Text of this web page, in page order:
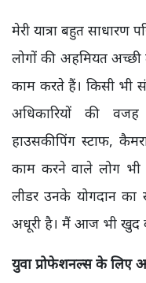
मेरी यात्रा बहुत
लोगों की अहमियत
काम करते हैं। किसी भी
अधिकारियों की वजह
हाउसकीपिंग स्टाफ,
काम करने वाले लोग भी
लीडर उनके योगदान का
अधूरी है। मैं आज भी खुद
युवा प्रोफेशनल्स के लिए